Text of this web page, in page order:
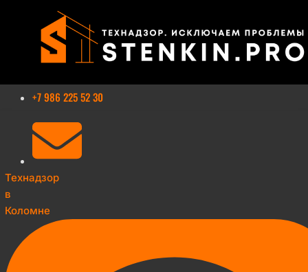
содержимому
+7 986 225 52 30
Технадзор
в
Коломне